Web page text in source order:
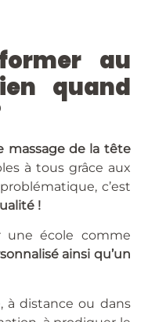
au
quand
massage de la tête
à tous grâce aux
c’est
!
une école comme
ainsi qu’un
à distance ou dans